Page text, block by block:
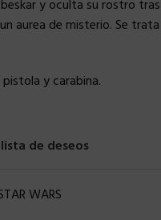
y oculta su rostro
aurea de misterio. Se
y carabina.
de deseos
WARS